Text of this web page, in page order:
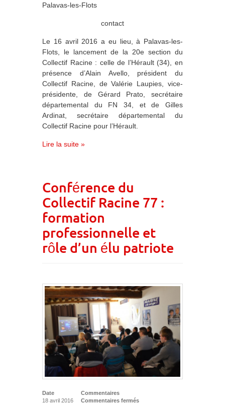
Palavas-les-Flots
contact
Le 16 avril 2016 a eu lieu, à Palavas-les-
Flots, le lancement de la 20e section du
Collectif Racine : celle de l’Hérault (34), en
présence d’Alain Avello, président du
Collectif Racine, de Valérie Laupies, vice-
présidente, de Gérard Prato, secrétaire
départemental du FN 34, et de Gilles
Ardinat, secrétaire départemental du
Collectif Racine pour l’Hérault.
Lire la suite »
Conférence du
Collectif Racine 77 :
formation
professionnelle et
rôle d’un élu patriote
Date
18 avril 2016
Commentaires
Commentaires fermés